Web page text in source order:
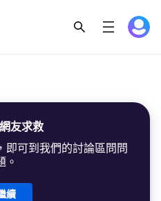
友求救
即可到我們的討論區問問
。
續